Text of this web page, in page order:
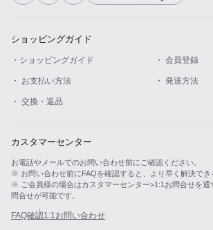
ショッピングガイド
・ショッピングガイド ・ 会員登録
・ お支払い方法 ・ 発送方法
・ 交換・返品
カスタマーセンター
お電話やメールでのお問い合わせ前にご確認ください。
※ お問い合わせ前にFAQを確認すると、より早く解決でき
※ ご会員様の場合はカスタマーセンター>1:1お問合せを通
問合せが可能です。
FAQ確認1:1お問い合わせ